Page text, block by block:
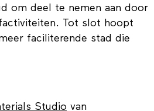
natuurlijke systemen voor
om deel te nemen aan door
Tot slot hoopt
faciliterende stad die